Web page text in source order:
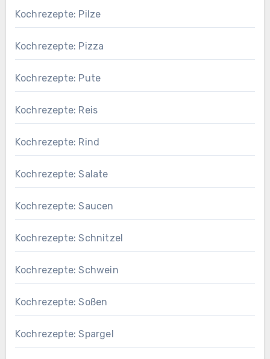
Kochrezepte: Pilze
Kochrezepte: Pizza
Kochrezepte: Pute
Kochrezepte: Reis
Kochrezepte: Rind
Kochrezepte: Salate
Kochrezepte: Saucen
Kochrezepte: Schnitzel
Kochrezepte: Schwein
Kochrezepte: Soßen
Kochrezepte: Spargel